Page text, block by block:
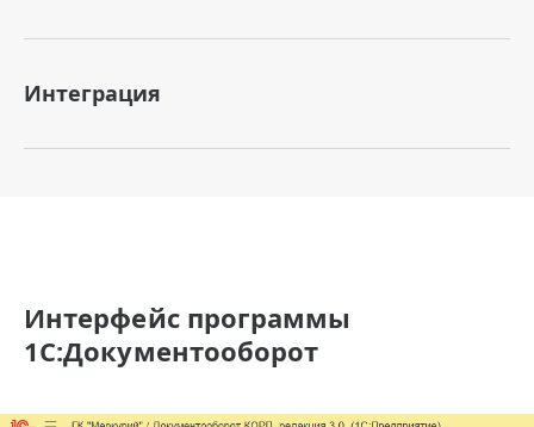
Интеграция
Интерфейс программы
1С:Документооборот